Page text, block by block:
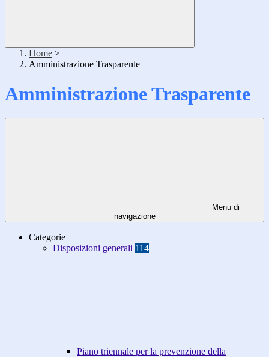
Home >
Amministrazione Trasparente
Amministrazione Trasparente
Menu di
navigazione
Categorie
Disposizioni generali 114
Piano triennale per la prevenzione della